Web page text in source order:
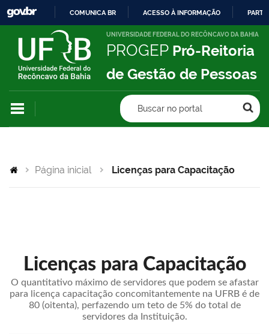
IR
PARA
CONTEÚDO
COMUNICA BR ACESSO À INFORMAÇÃO
UNIVERSIDADE FEDERAL DO RECÔNCAVO DA BAHIA
PROGEP Pró-Reitoria
de Gestão de Pessoas
Buscar no portal
Página inicial Licenças para Capacitação
Licenças para Capacitação
O quantitativo máximo de servidores que podem se afastar
para licença capacitação concomitantemente na UFRB é de
80 (oitenta), perfazendo um teto de 5% do total de
servidores da Instituição.